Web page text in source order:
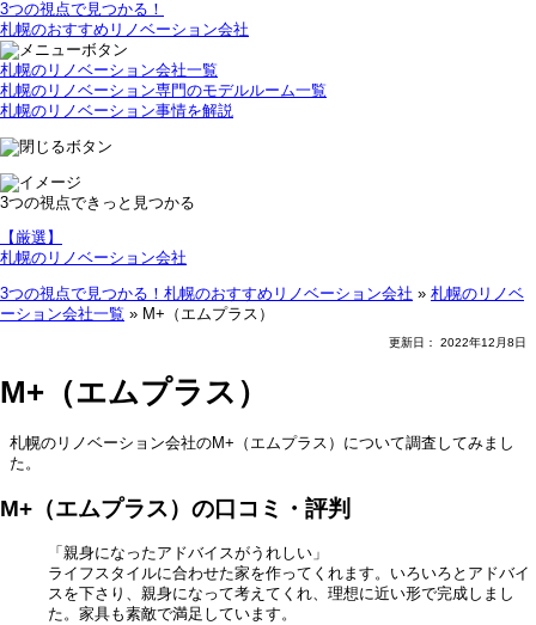
3つの視点で見つかる！
札幌のおすすめリノベーション会社
札幌のリノベーション会社一覧
札幌のリノベーション専門のモデルルーム一覧
札幌のリノベーション事情を解説
3つの視点できっと見つかる
【厳選】
札幌のリノベーション会社
3つの視点で見つかる！札幌のおすすめリノベーション会社 » 札幌のリノベ
ーション会社一覧 » M+（エムプラス）
更新日： 2022年12月8日
M+（エムプラス）
札幌のリノベーション会社のM+（エムプラス）について調査してみまし
た。
M+（エムプラス）の口コミ・評判
「親身になったアドバイスがうれしい」
ライフスタイルに合わせた家を作ってくれます。いろいろとアドバイ
スを下さり、親身になって考えてくれ、理想に近い形で完成しまし
た。家具も素敵で満足しています。